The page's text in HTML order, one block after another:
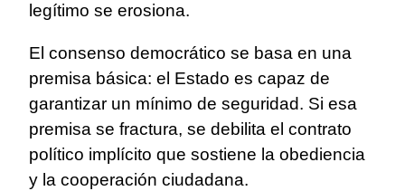
legítimo se erosiona.
El consenso democrático se basa en una
premisa básica: el Estado es capaz de
garantizar un mínimo de seguridad. Si esa
premisa se fractura, se debilita el contrato
político implícito que sostiene la obediencia
y la cooperación ciudadana.